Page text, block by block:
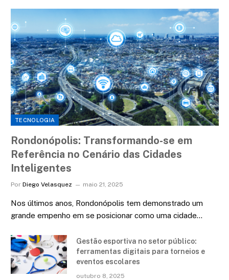
TECNOLOGIA
Rondonópolis: Transformando-se em
Referência no Cenário das Cidades
Inteligentes
Por Diego Velasquez maio 21, 2025
Nos últimos anos, Rondonópolis tem demonstrado um
grande empenho em se posicionar como uma cidade…
Gestão esportiva no setor público:
ferramentas digitais para torneios e
eventos escolares
outubro 8, 2025